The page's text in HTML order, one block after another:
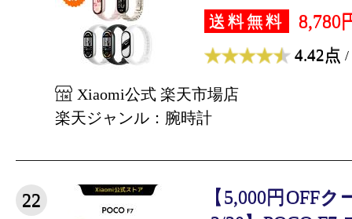
送料無料 8,780
4.42点 /
Xiaomi公式 楽天市場店
楽天ジャンル：腕時計
22
【5,000円OFF